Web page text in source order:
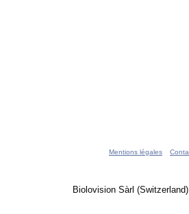
Mentions légales
Biolovision Sàrl